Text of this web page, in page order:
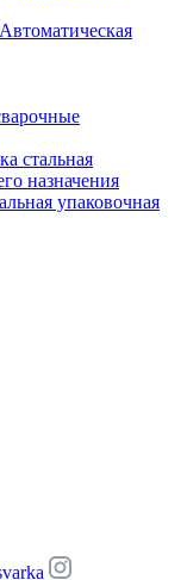
стальная
назначения
упаковочная